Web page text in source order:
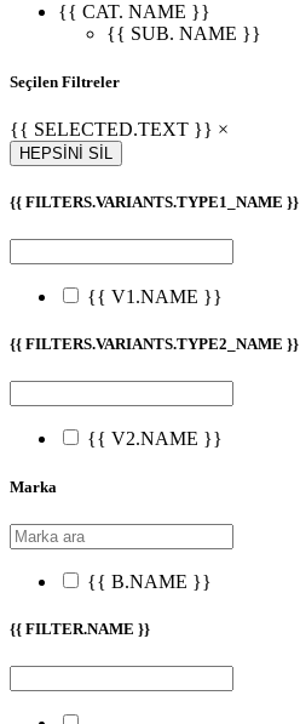
{{ CAT. NAME }}
{{ SUB. NAME }}
Seçilen Filtreler
{{ SELECTED.TEXT }} ×
HEPSİNİ SİL
{{ FILTERS.VARIANTS.TYPE1_NAME }}
{{ V1.NAME }}
{{ FILTERS.VARIANTS.TYPE2_NAME }}
{{ V2.NAME }}
Marka
{{ B.NAME }}
{{ FILTER.NAME }}